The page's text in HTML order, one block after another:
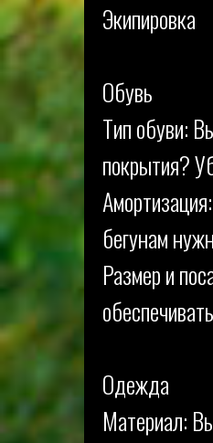
Экипировка
Обувь
Тип обуви:
покрытия?
бегунам
Размер и
Одежда
Материал: